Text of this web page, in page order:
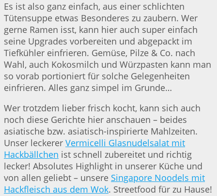
Es ist also ganz einfach, aus einer schlichten
Tütensuppe etwas Besonderes zu zaubern. Wer
gerne Ramen isst, kann hier auch super einfach
seine Upgrades vorbereiten und abgepackt im
Tiefkühler einfrieren. Gemüse, Pilze & Co. nach
Wahl, auch Kokosmilch und Würzpasten kann man
so vorab portioniert für solche Gelegenheiten
einfrieren. Alles ganz simpel im Grunde…
Wer trotzdem lieber frisch kocht, kann sich auch
noch diese Gerichte hier anschauen – beides
asiatische bzw. asiatisch-inspirierte Mahlzeiten.
Unser leckerer Vermicelli Glasnudelsalat mit
Hackbällchen ist schnell zubereitet und richtig
lecker! Absolutes Highlight in unserer Küche und
von allen geliebt – unsere Singapore Noodels mit
Hackfleisch aus dem Wok. Streetfood für zu Hause!